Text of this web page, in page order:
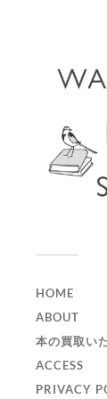
HOME
ABOUT
本の買取い
ACCESS
PRIVACY